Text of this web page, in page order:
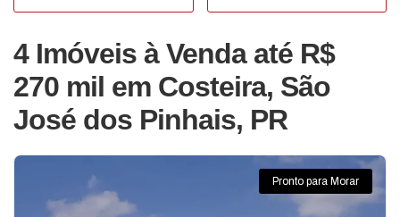
4 Imóveis à Venda até R$
270 mil em Costeira, São
José dos Pinhais, PR
Pronto para Morar